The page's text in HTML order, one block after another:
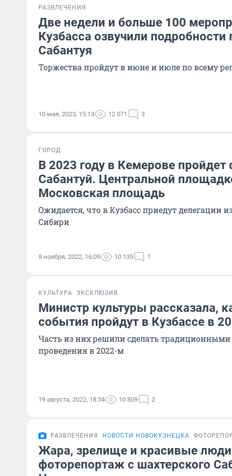
РАЗВЛЕЧЕНИЯ
Две недели и больше 100
Кузбасса озвучили подробности
Сабантуя
Торжества пройдут в июне и июле по всему
10 мая, 2023, 15:13 12 071 3
ГОРОД
В 2023 году в Кемерове
Сабантуй. Центральной
Московская площадь
Ожидается, что в Кузбасс приедут делегации
Сибири
8 ноября, 2022, 16:09 10 135 1
КУЛЬТУРА ЭКСКЛЮЗИВ
Министр культуры рассказала,
события пройдут в Кузбассе в
Часть из них решили сделать традиционными
проведения в 2022-м
19 августа, 2022, 18:34 10 809 2
РАЗВЛЕЧЕНИЯ НОВОСТИ НОВОКУЗНЕЦКА
Жара, зрелище и красивые
фоторепортаж с шахтерского